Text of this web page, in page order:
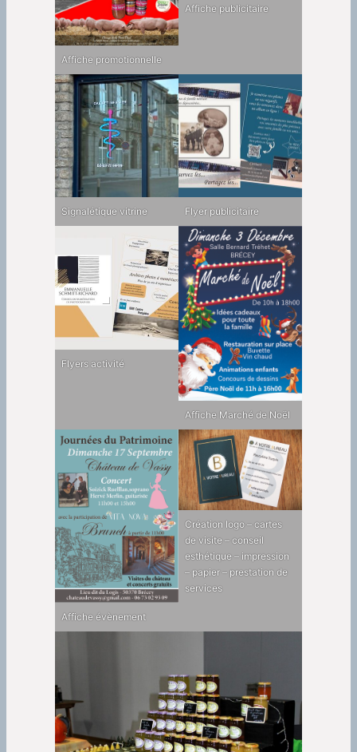
Affiche promotionnelle
Affiche publicitaire
Signalétique vitrine Flyer publicitaire
Flyers activité
Affiche Marché de Noël
Affiche évènement
Création logo – cartes
de visite – conseil
esthétique – impression
– papier – prestation de
services